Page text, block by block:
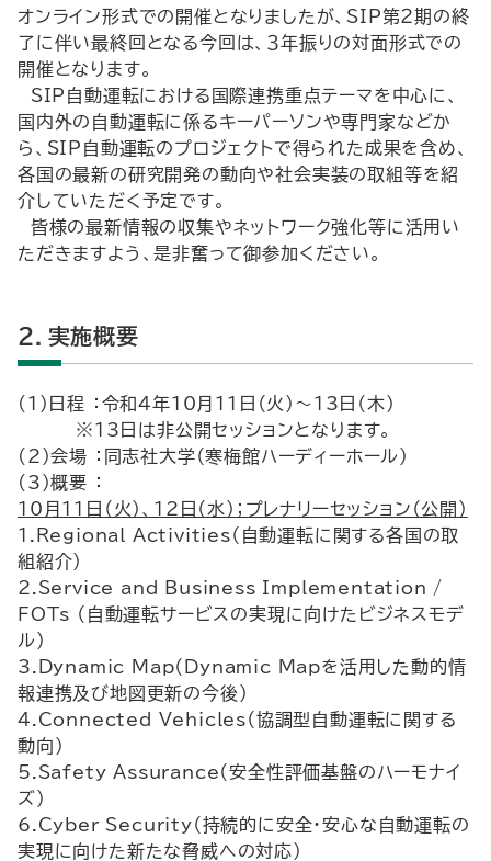
オンライン形式での開催となりましたが、SIP第２期の終
了に伴い最終回となる今回は、３年振りの対面形式での
開催となります。
SIP自動運転における国際連携重点テーマを中心に、
国内外の自動運転に係るキーパーソンや専門家などか
ら、SIP自動運転のプロジェクトで得られた成果を含め、
各国の最新の研究開発の動向や社会実装の取組等を紹
介していただく予定です。
皆様の最新情報の収集やネットワーク強化等に活用い
ただきますよう、是非奮って御参加ください。
２．実施概要
(1)日程 ：令和4年10月11日（火）～13日（木）
※13日は非公開セッションとなります。
(2)会場 ：同志社大学（寒梅館ハーディーホール）
(3)概要 ：
10月11日（火）、12日（水）；プレナリーセッション（公開）
1.Regional Activities（自動運転に関する各国の取
組紹介）
2.Service and Business Implementation /
FOTs （自動運転サービスの実現に向けたビジネスモデ
ル）
3.Dynamic Map（Dynamic Mapを活用した動的情
報連携及び地図更新の今後）
4.Connected Vehicles（協調型自動運転に関する
動向）
5.Safety Assurance（安全性評価基盤のハーモナイ
ズ）
6.Cyber Security（持続的に安全・安心な自動運転の
実現に向けた新たな脅威への対応）